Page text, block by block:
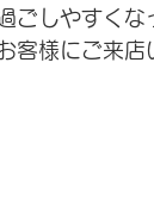
ごしやすくな
客様にご来